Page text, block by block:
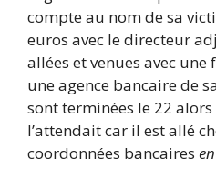
compte au nom de sa
euros avec le directeur
allées et venues avec
une agence bancaire de
sont terminées le 22 alors
l’attendait car il est allé
coordonnées bancaires